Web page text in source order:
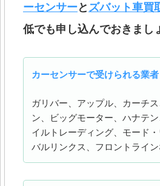
ーセンサーと ズバット車買
低でも申し込んでおきまし
カーセンサーで受けられる業者
ガリバー、アップル、カーチ
ン、ビッグモーター、ハナテ
イルトレーディング、モード
バルリンクス、フロントライ